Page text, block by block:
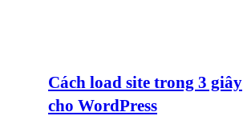
Cách load site trong 3 giây
cho WordPress